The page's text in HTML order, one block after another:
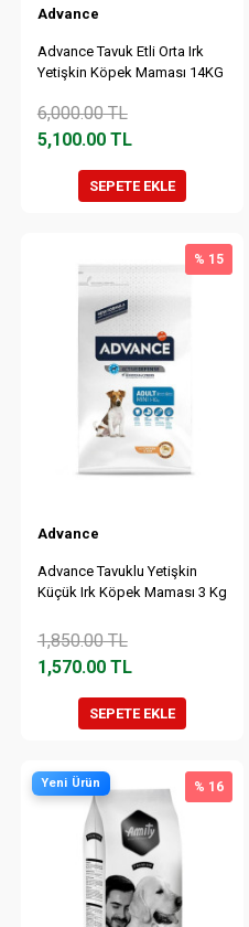
Advance
Advance Tavuk Etli Orta Irk
Yetişkin Köpek Maması 14KG
6,000.00TL
5,100.00TL
SEPETE EKLE
Advance
Advance Tavuklu Yetişkin
Küçük Irk Köpek Maması 3 Kg
1,850.00TL
1,570.00TL
% 15
SEPETE EKLE
Yeni Ürün % 16